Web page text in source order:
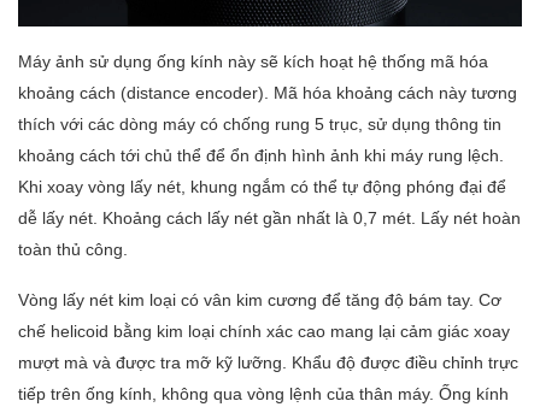
Máy ảnh sử dụng ống kính này sẽ kích hoạt hệ thống mã hóa
khoảng cách (distance encoder). Mã hóa khoảng cách này tương
thích với các dòng máy có chống rung 5 trục, sử dụng thông tin
khoảng cách tới chủ thể để ổn định hình ảnh khi máy rung lệch.
Khi xoay vòng lấy nét, khung ngắm có thể tự động phóng đại để
dễ lấy nét. Khoảng cách lấy nét gần nhất là 0,7 mét. Lấy nét hoàn
toàn thủ công.
Vòng lấy nét kim loại có vân kim cương để tăng độ bám tay. Cơ
chế helicoid bằng kim loại chính xác cao mang lại cảm giác xoay
mượt mà và được tra mỡ kỹ lưỡng. Khẩu độ được điều chỉnh trực
tiếp trên ống kính, không qua vòng lệnh của thân máy. Ống kính